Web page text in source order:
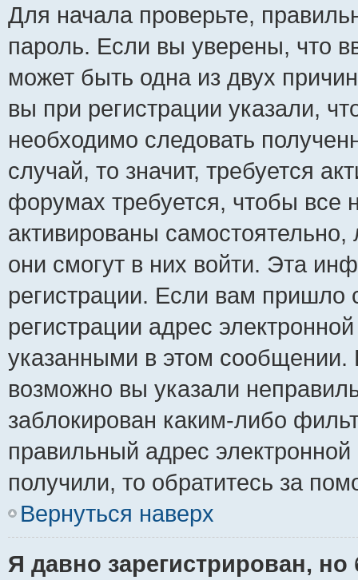
Для начала проверьте,
пароль. Если вы уверены, что
может быть одна из двух
вы при регистрации указали,
необходимо следовать
случай, то значит, требуется
форумах требуется, чтобы все
активированы
они смогут в них войти. Эта
регистрации. Если вам
регистрации адрес
указанными в этом
возможно вы указали
заблокирован каким-либо
правильный адрес
получили, то обратитесь за
Вернуться наверх
Я давно зарегистрирован,